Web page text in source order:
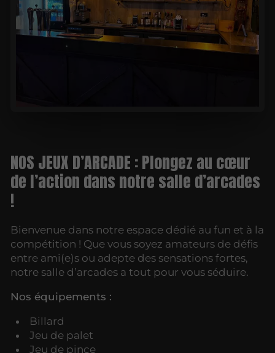
NOS JEUX D’ARCADE : Plongez au cœur
de l’action dans notre salle d’arcades
!
Bienvenue dans notre espace dédié au fun et à la
compétition ! Que vous soyez amateurs de défis
entre ami(e)s ou adepte des sensations fortes,
notre salle d’arcades a tout pour vous séduire.
Nos équipements :
Billard
Jeu de palet
Jeu de pince